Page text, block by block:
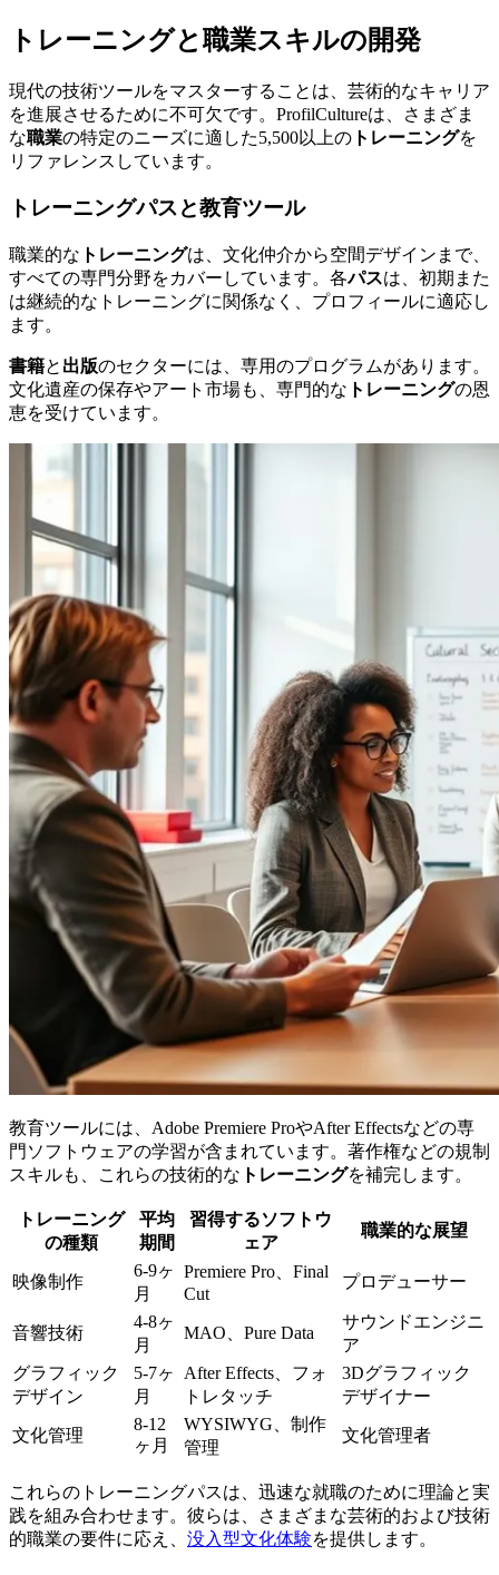
トレーニングと職業スキルの開発
現代の技術ツールをマスターすることは、芸術的なキャリア
を進展させるために不可欠です。ProfilCultureは、さまざま
な職業の特定のニーズに適した5,500以上の トレーニングを
リファレンスしています。
トレーニングパスと教育ツール
職業的な トレーニングは、文化仲介から空間デザインまで、
すべての専門分野をカバーしています。各パスは、初期また
は継続的なトレーニングに関係なく、プロフィールに適応し
ます。
書籍と 出版のセクターには、専用のプログラムがあります。
文化遺産の保存やアート市場も、専門的な トレーニングの恩
恵を受けています。
教育ツールには、Adobe Premiere ProやAfter Effectsなどの専
門ソフトウェアの学習が含まれています。著作権などの規制
スキルも、これらの技術的な トレーニングを補完します。
トレーニング
の種類
平均
期間
習得するソフトウ
ェア
職業的な展望
映像制作
6-9ヶ
月
Premiere Pro、Final
Cut
プロデューサー
音響技術
4-8ヶ
月
MAO、Pure Data
サウンドエンジニ
ア
グラフィック
デザイン
5-7ヶ
月
After Effects、フォ
トレタッチ
3Dグラフィック
デザイナー
文化管理
8-12
ヶ月
WYSIWYG、制作
管理
文化管理者
これらのトレーニングパスは、迅速な就職のために理論と実
践を組み合わせます。彼らは、さまざまな芸術的および技術
的職業の要件に応え、 没入型文化体験を提供します。